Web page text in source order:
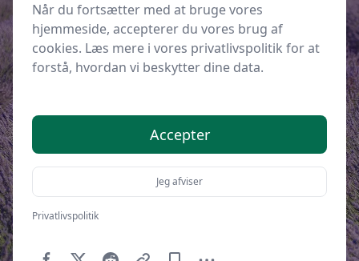
Udgivet i Tips og Produkter
10 beroligende dufte til aroma-
diffusere i soveværelset
Når du fortsætter med at bruge vores
hjemmeside, accepterer du vores brug af
cookies. Læs mere i vores privatlivspolitik for at
forstå, hvordan vi beskytter dine data.
Accepter
Jeg afviser
Privatlivspolitik